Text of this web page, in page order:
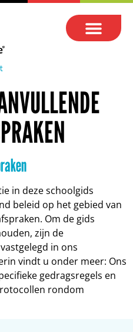
in deze schoolgids
beleid op het gebied van
Om de gids
zijn de
in ons
vindt u onder meer: Ons
gedragsregels en
rondom